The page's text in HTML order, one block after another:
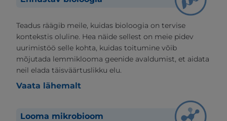
Teadus räägib meile, kuidas bioloogia on tervise
kontekstis oluline. Hea näide sellest on meie pidev
uurimistöö selle kohta, kuidas toitumine võib
mõjutada lemmiklooma geenide avaldumist, et aidata
neil elada täisväärtuslikku elu.
Vaata lähemalt
Looma mikrobioom